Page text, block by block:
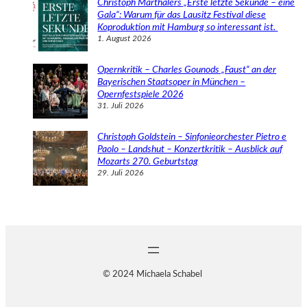
Christoph Marthalers „Erste letzte Sekunde – eine
Gala“: Warum für das Lausitz Festival diese
Koproduktion mit Hamburg so interessant ist.
1. August 2026
Opernkritik – Charles Gounods „Faust“ an der
Bayerischen Staatsoper in München –
Opernfestspiele 2026
31. Juli 2026
Christoph Goldstein – Sinfonieorchester Pietro e
Paolo – Landshut – Konzertkritik – Ausblick auf
Mozarts 270. Geburtstag
29. Juli 2026
© 2024 Michaela Schabel